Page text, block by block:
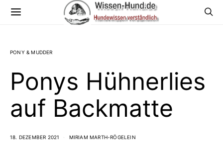
PONY & MUDDER
Ponys Hühnerlies
auf Backmatte
18. DEZEMBER 2021 MIRIAM MARTH-RÖGELEIN